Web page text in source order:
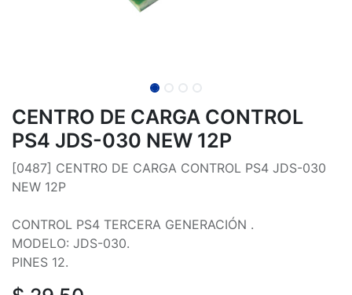
CENTRO DE CARGA CONTROL
PS4 JDS-030 NEW 12P
[0487] CENTRO DE CARGA CONTROL PS4 JDS-030
NEW 12P
CONTROL PS4 TERCERA GENERACIÓN .
MODELO: JDS-030.
PINES 12.